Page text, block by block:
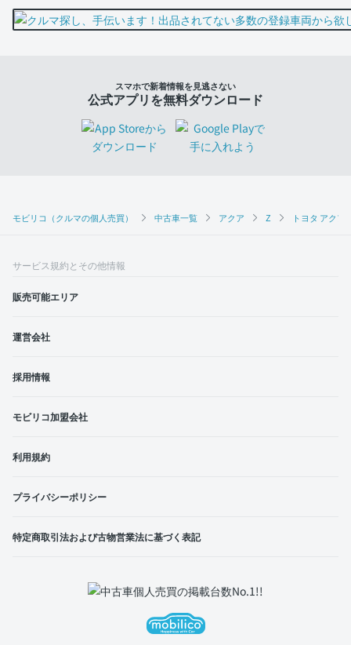
モビリコ（クルマの個人売買） 中古車一覧 アクア Z トヨタ アク
スマホで新着情報を見逃さない
公式アプリを無料ダウンロード
サービス規約とその他情報
販売可能エリア
運営会社
採用情報
モビリコ加盟会社
利用規約
プライバシーポリシー
特定商取引法および古物営業法に基づく表記